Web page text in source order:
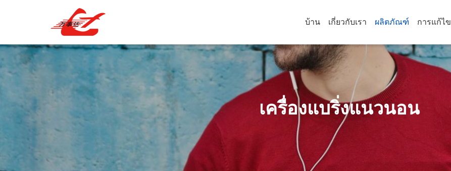
บ้าน เกี่ยวกับเรา ผลิตภัณฑ์ การแก้ไข
เครื่องแบริ่งแนวนอน